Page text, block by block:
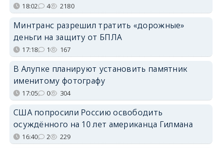
18:02 4 2180
Минтранс разрешил тратить «дорожные»
деньги на защиту от БПЛА
17:18 1 167
В Алупке планируют установить памятник
именитому фотографу
17:05 0 304
США попросили Россию освободить
осуждённого на 10 лет американца Гилмана
16:40 2 229